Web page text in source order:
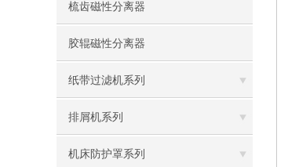
梳齿磁性分离器
胶辊磁性分离器
纸带过滤机系列
排屑机系列
机床防护罩系列